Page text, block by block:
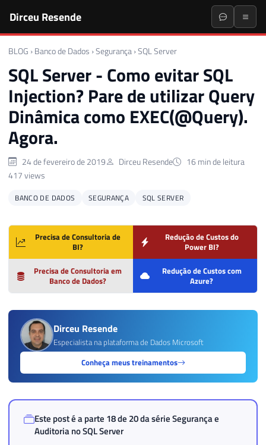
Dirceu Resende
BLOG › Banco de Dados ›Segurança ›SQL Server
SQL Server - Como evitar SQL
Injection? Pare de utilizar Query
Dinâmica como EXEC(@Query).
Agora.
24 de fevereiro de 2019 Dirceu Resende
16 min de leitura
417 views
BANCO DE DADOS SEGURANÇA SQL SERVER
Precisa de Consultoria de
BI?
Redução de Custos do
Power BI?
Precisa de Consultoria em
Banco de Dados?
Redução de Custos com
Azure?
Dirceu Resende
Especialista na plataforma de Dados Microsoft
Conheça meus treinamentos
Este post é a parte 18 de 20 da sérieSegurança e
Auditoria no SQL Server